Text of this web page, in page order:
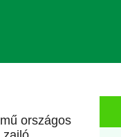
országos